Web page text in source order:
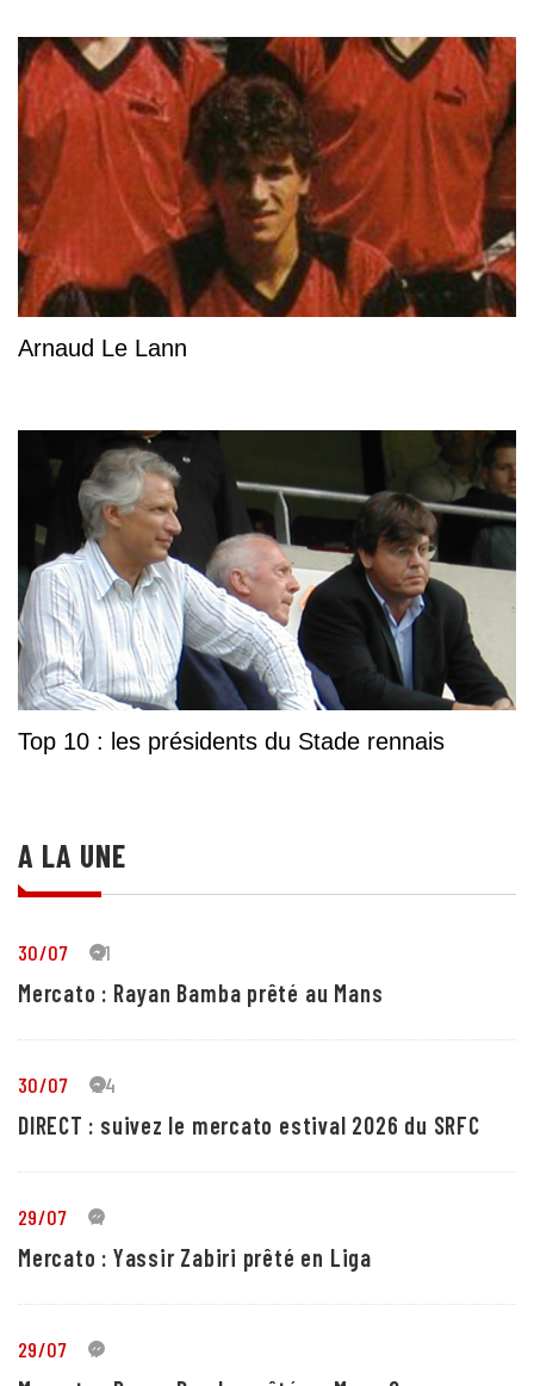
Arnaud Le Lann
Top 10 : les présidents du Stade rennais
A LA UNE
30/07 21
Mercato : Rayan Bamba prêté au Mans
30/07 24
DIRECT : suivez le mercato estival 2026 du SRFC
29/07 4
Mercato : Yassir Zabiri prêté en Liga
29/07 1